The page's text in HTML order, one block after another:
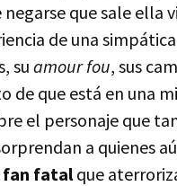
que sale ella
de una
su amour fou, sus
de que está en una
el personaje que
a quienes
fan fatalque